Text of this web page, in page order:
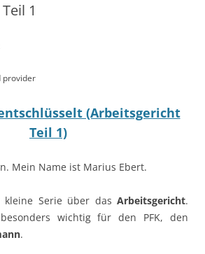
1
provider
(Arbeitsgericht
Teil 1)
Mein Name ist Marius Ebert.
Serie über das Arbeitsgericht.
wichtig für den PFK, den
.